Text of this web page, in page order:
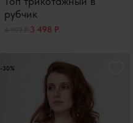
рубчик
3 498 Р.
-30%